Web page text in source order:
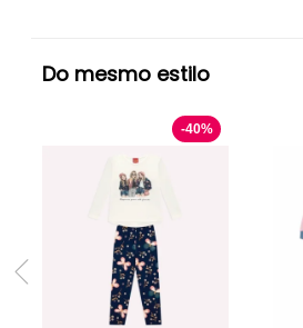
Do mesmo estilo
-40%